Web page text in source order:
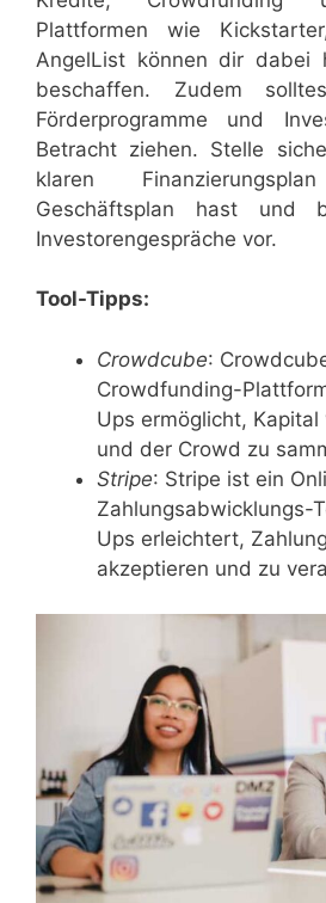
Plattformen wie
AngelList können dir dabei
beschaffen. Zudem
Förderprogramme und
Betracht ziehen. Stelle
klaren
Geschäftsplan hast und
Investorengespräche vor.
Tool-Tipps:
Crowdcube:
Crowdfunding-
Ups ermöglicht, Kapital
und der Crowd zu
Stripe: Stripe ist ein
Zahlungsabwicklungs-
Ups erleichtert,
akzeptieren und zu